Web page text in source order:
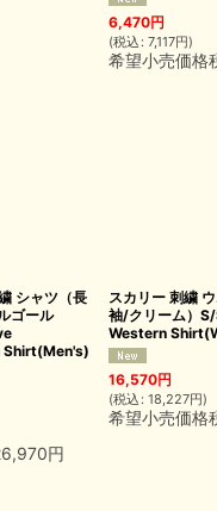
6,470円
(税込 : 7,117円)
希望小売価格
シャツ（長
ゴール
円
スカリー 刺繍
袖/クリーム）
Western
16,570円
(税込 : 18,227円)
希望小売価格